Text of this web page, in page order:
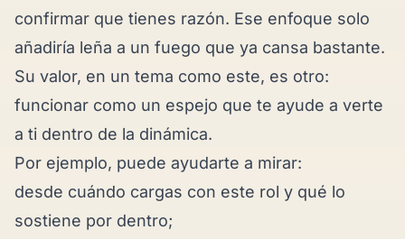
confirmar que tienes razón. Ese enfoque solo
añadiría leña a un fuego que ya cansa bastante.
Su valor, en un tema como este, es otro:
funcionar como un espejo que te ayude a verte
a ti dentro de la dinámica.
Por ejemplo, puede ayudarte a mirar:
desde cuándo cargas con este rol y qué lo
sostiene por dentro;